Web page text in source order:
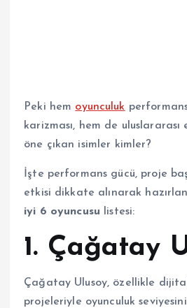
Peki hem oyunculuk
karizması, hem de uluslararası
öne çıkan isimler kimler?
İşte performans gücü, proje
etkisi dikkate alınarak
iyi 6 oyuncusu listesi:
1. Çağatay
Çağatay Ulusoy, özellikle
projeleriyle oyunculuk